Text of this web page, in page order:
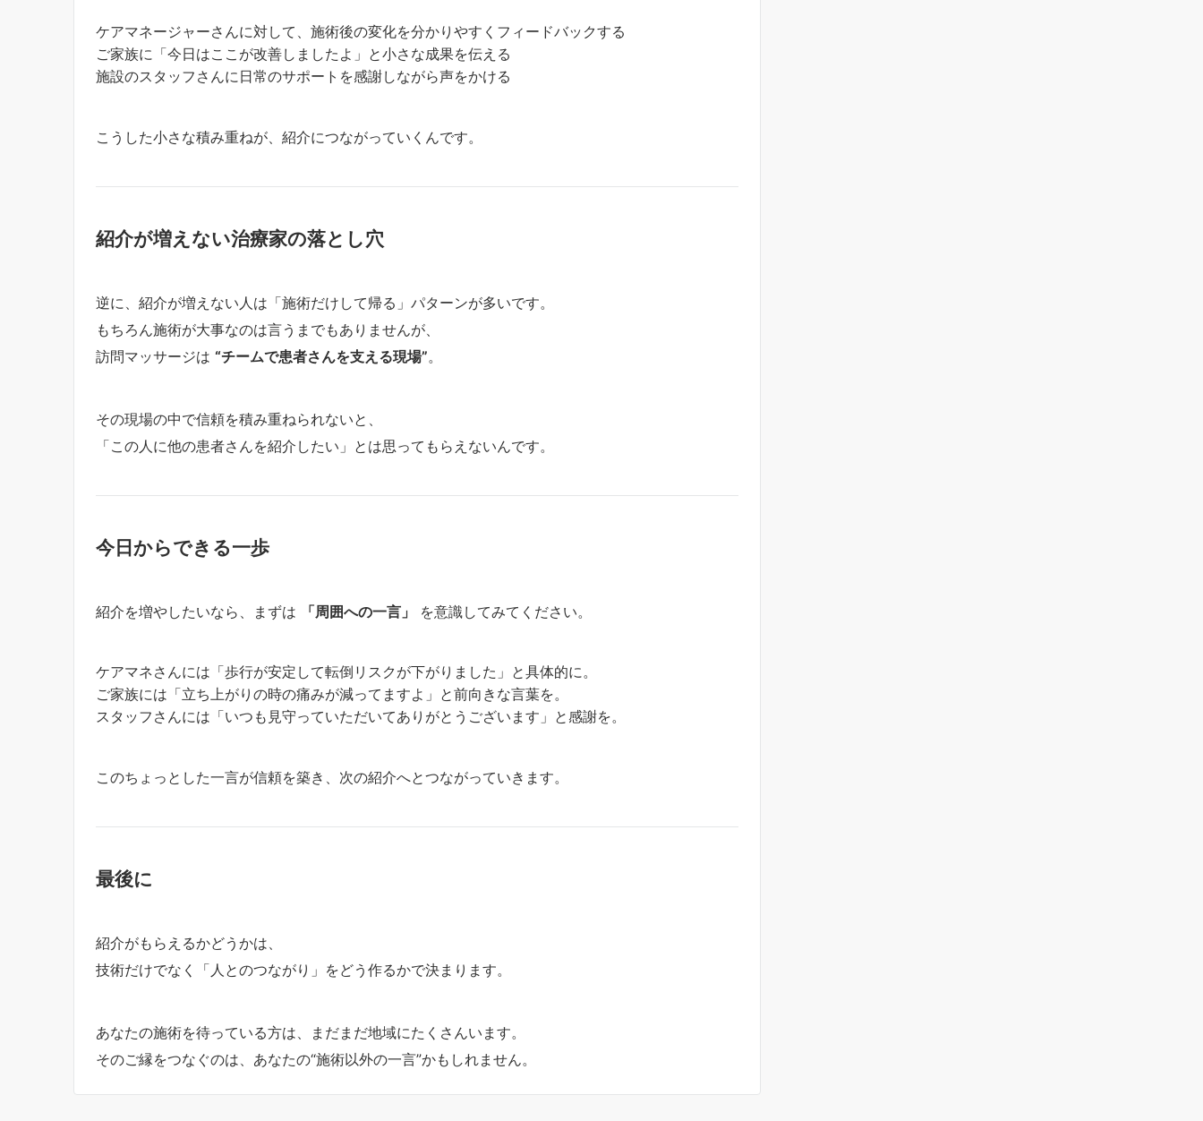
ケアマネージャーさんに対して、施術後の変化を分かりやすくフィードバックする
ご家族に「今日はここが改善しましたよ」と小さな成果を伝える
施設のスタッフさんに日常のサポートを感謝しながら声をかける
こうした小さな積み重ねが、紹介につながっていくんです。
紹介が増えない治療家の落とし穴
逆に、紹介が増えない人は「施術だけして帰る」パターンが多いです。
もちろん施術が大事なのは言うまでもありませんが、
訪問マッサージは “チームで患者さんを支える現場”。
その現場の中で信頼を積み重ねられないと、
「この人に他の患者さんを紹介したい」とは思ってもらえないんです。
今日からできる一歩
紹介を増やしたいなら、まずは 「周囲への一言」 を意識してみてください。
ケアマネさんには「歩行が安定して転倒リスクが下がりました」と具体的に。
ご家族には「立ち上がりの時の痛みが減ってますよ」と前向きな言葉を。
スタッフさんには「いつも見守っていただいてありがとうございます」と感謝を。
このちょっとした一言が信頼を築き、次の紹介へとつながっていきます。
最後に
紹介がもらえるかどうかは、
技術だけでなく「人とのつながり」をどう作るかで決まります。
あなたの施術を待っている方は、まだまだ地域にたくさんいます。
そのご縁をつなぐのは、あなたの“施術以外の一言”かもしれません。